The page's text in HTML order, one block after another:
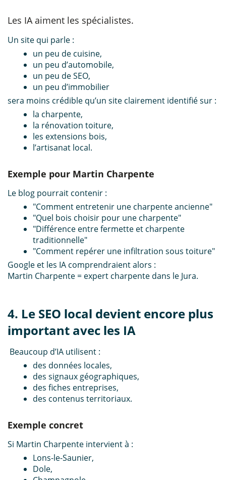
Les IA aiment les spécialistes.
Un site qui parle :
un peu de cuisine,
un peu d’automobile,
un peu de SEO,
un peu d’immobilier
sera moins crédible qu’un site clairement identifié sur :
la charpente,
la rénovation toiture,
les extensions bois,
l’artisanat local.
Exemple pour Martin Charpente
Le blog pourrait contenir :
"Comment entretenir une charpente ancienne"
"Quel bois choisir pour une charpente"
"Différence entre fermette et charpente
traditionnelle"
"Comment repérer une infiltration sous toiture"
Google et les IA comprendraient alors :
Martin Charpente = expert charpente dans le Jura.
4. Le SEO local devient encore plus
important avec les IA
Beaucoup d’IA utilisent :
des données locales,
des signaux géographiques,
des fiches entreprises,
des contenus territoriaux.
Exemple concret
Si Martin Charpente intervient à :
Lons-le-Saunier,
Dole,